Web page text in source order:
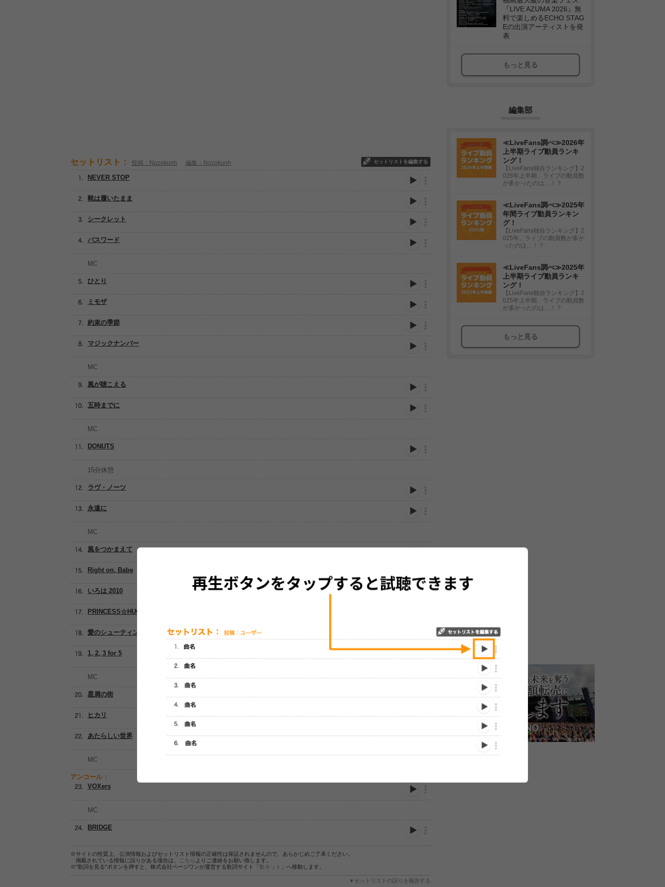
セットリスト： 投稿：Nozokunh 編集：Nozokunh セットリストを編集する
五時までに
MC
パスワード
MC
シークレット
靴は履いたまま
ひとり
マジックナンバー
MC
約束の季節
ミモザ
風が聴こえる
NEVER STOP
DONUTS
15分休憩
ラヴ・ノーツ
永遠に
MC
風をつかまえて
Right on, Babe
いろは 2010
PRINCESS☆HUG
愛のシューティング・スター
1, 2, 3 for 5
MC
星屑の街
ヒカリ
あたらしい世界
MC
アンコール：
VOXers
MC
BRIDGE
※サイトの性質上、公演情報およびセットリスト情報の正確性は保証されませんので、あらかじめご了承ください。
掲載されている情報に誤りがある場合は、
こちら よりご連絡をお願い致します。
※“歌詞を見る”ボタンを押すと、株式会社ページワンが運営する歌詞サイト「歌ネット 」へ移動します。
▼セットリストの誤りを報告する
『LIVE AZUMA 2026』無
料で楽しめるECHO STAG
Eの出演アーティストを発
表
もっと見る
編集部
≪LiveFans調べ≫2026年
上半期ライブ動員ランキ
ング！
【LiveFans独自ランキング】2
026年上半期、ライブの動員数
が多かったのは…！？
≪LiveFans調べ≫2025年
年間ライブ動員ランキン
グ！
【LiveFans独自ランキング】2
025年、ライブの動員数が多か
ったのは…！？
≪LiveFans調べ≫2025年
上半期ライブ動員ランキ
ング！
【LiveFans独自ランキング】2
025年上半期、ライブの動員数
が多かったのは…！？
もっと見る